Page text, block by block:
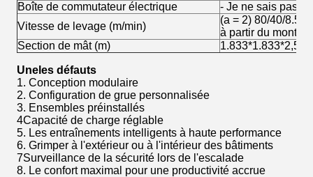
Boîte de commutateur électrique
- Je ne sais pas.
Vitesse de levage (m/min)
(a = 2) 80/40/
à partir du
Section de mât (m)
1.833*1.833*2,5m
Une les défauts
1. Conception modulaire
2. Configuration de grue personnalisée
3. Ensembles préinstallés
4Capacité de charge réglable
5. Les entraînements intelligents à haute performance
6. Grimper à l'extérieur ou à l'intérieur des bâtiments
7Surveillance de la sécurité lors de l'escalade
8. Le confort maximal pour une productivité accrue